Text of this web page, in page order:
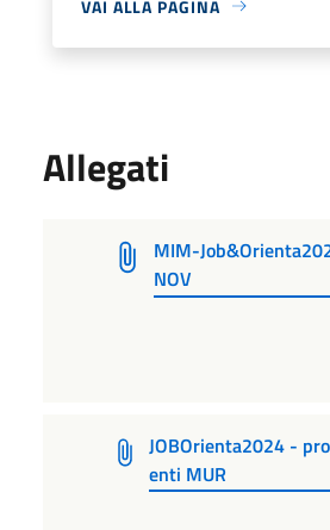
VAI ALLA PAGINA
Allegati
MIM-
NOV
JOBOrienta2024 -
enti MUR